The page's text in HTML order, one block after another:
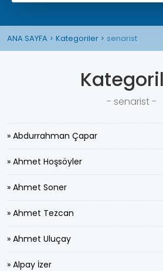
ANA SAYFA Kategoriler senarist
- senarist -
» Abdurrahman Çapar
» Ahmet Hoşsöyler
» Ahmet Soner
» Ahmet Tezcan
» Ahmet Uluçay
» Alpay İzer